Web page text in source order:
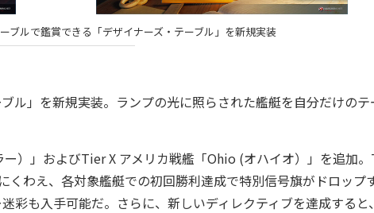
ブルで鑑賞できる「デザイナーズ・テーブル」を新規実装
ル」を新規実装。ランプの光に照らされた艦艇を自分だけのテ
）」およびTier X アメリカ戦艦「Ohio (オハイオ）」を追加
くわえ、各対象艦艇での初回勝利達成で特別信号旗がドロップ
彩も入手可能だ。さらに、新しいディレクティブを達成すると